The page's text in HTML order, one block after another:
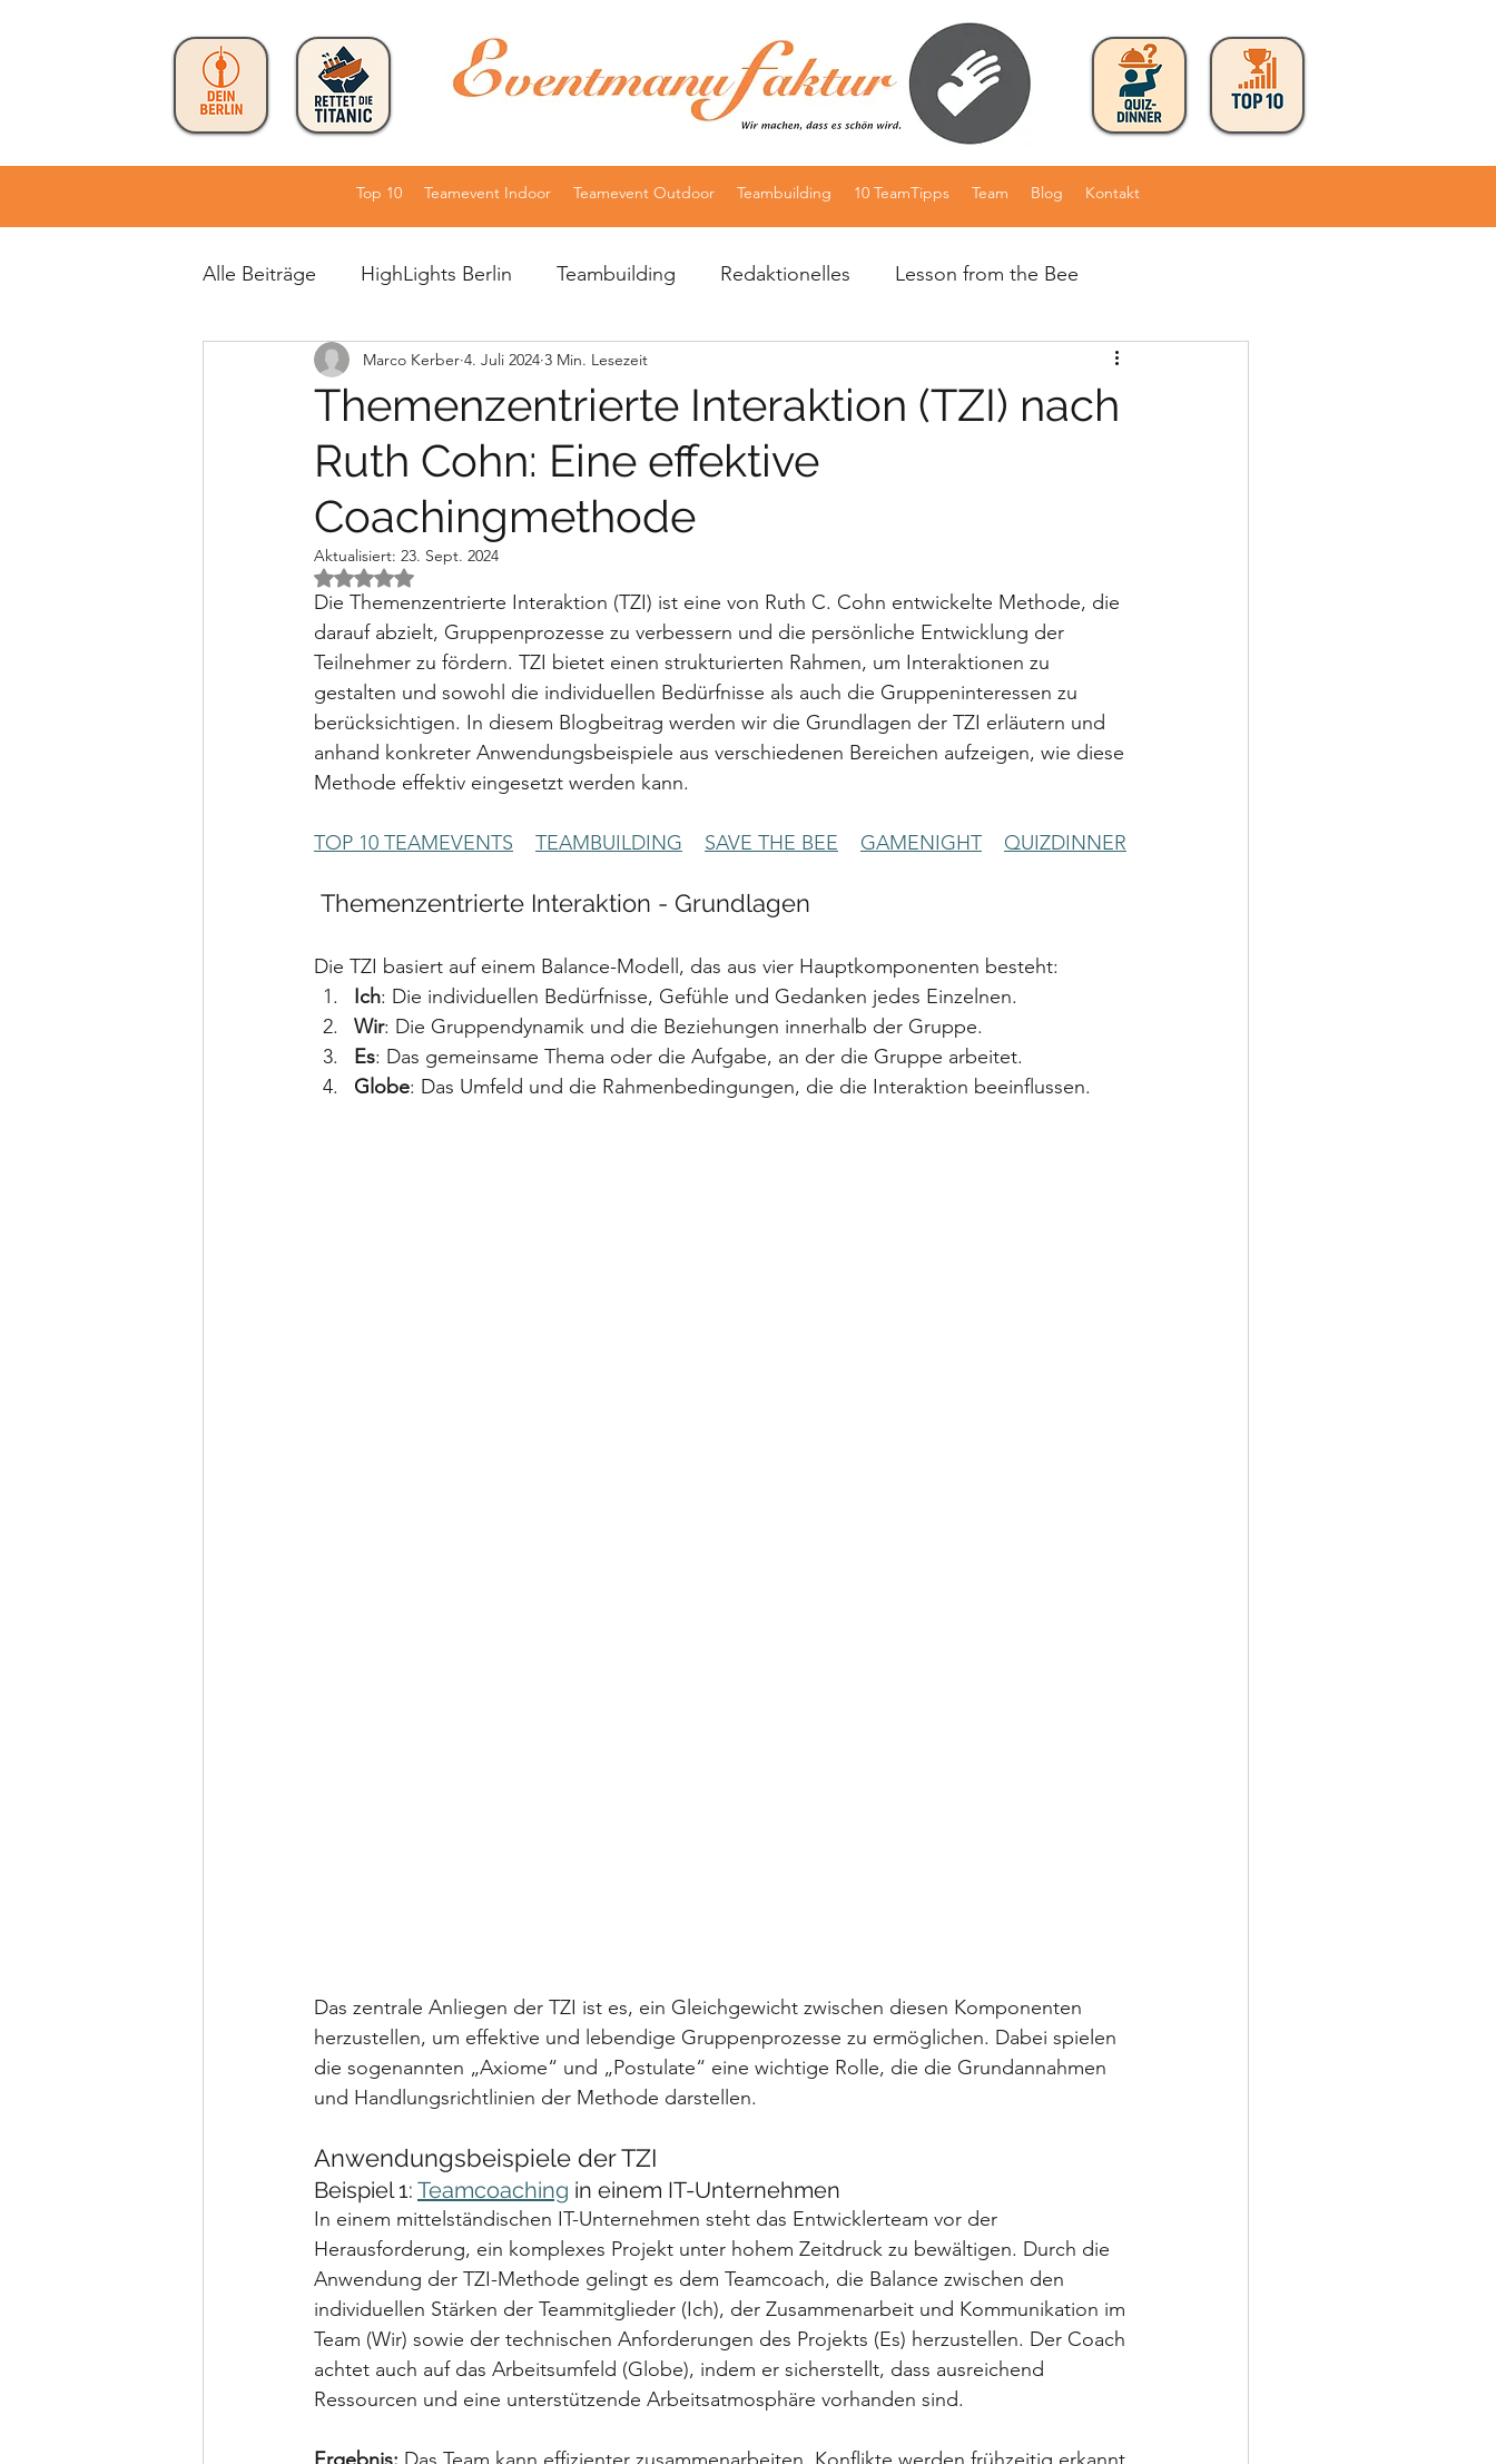
Top 10 Teamevent Indoor Teamevent Outdoor Teambuilding 10 TeamTipps Team Blog Kontakt
Alle Beiträge HighLights Berlin Teambuilding Redaktionelles Lesson from the Bee
Workshopformate TOP 10 Germany
Themenzentrierte Interaktion (TZI) nach
Ruth Cohn: Eine effektive
Coachingmethode
Marco Kerber 4. Juli 2024 3 Min. Lesezeit
Aktualisiert: 23. Sept. 2024
Mit NaN von 5 Sternen bewertet.
Die Themenzentrierte Interaktion (TZI) ist eine von Ruth C. Cohn entwickelte Methode, die
darauf abzielt, Gruppenprozesse zu verbessern und die persönliche Entwicklung der
Teilnehmer zu fördern. TZI bietet einen strukturierten Rahmen, um Interaktionen zu
gestalten und sowohl die individuellen Bedürfnisse als auch die Gruppeninteressen zu
berücksichtigen. In diesem Blogbeitrag werden wir die Grundlagen der TZI erläutern und
anhand konkreter Anwendungsbeispiele aus verschiedenen Bereichen aufzeigen, wie diese
Methode effektiv eingesetzt werden kann.
TOP 10 TEAMEVENTS TEAMBUILDING SAVE THE BEE GAMENIGHT QUIZDINNER
Themenzentrierte Interaktion - Grundlagen
Die TZI basiert auf einem Balance-Modell, das aus vier Hauptkomponenten besteht:
Ich: Die individuellen Bedürfnisse, Gefühle und Gedanken jedes Einzelnen.
Wir: Die Gruppendynamik und die Beziehungen innerhalb der Gruppe.
Es: Das gemeinsame Thema oder die Aufgabe, an der die Gruppe arbeitet.
Globe: Das Umfeld und die Rahmenbedingungen, die die Interaktion beeinflussen.
Das zentrale Anliegen der TZI ist es, ein Gleichgewicht zwischen diesen Komponenten
herzustellen, um effektive und lebendige Gruppenprozesse zu ermöglichen. Dabei spielen
die sogenannten „Axiome“ und „Postulate“ eine wichtige Rolle, die die Grundannahmen
und Handlungsrichtlinien der Methode darstellen.
Anwendungsbeispiele der TZI
Beispiel 1: Teamcoaching in einem IT-Unternehmen
In einem mittelständischen IT-Unternehmen steht das Entwicklerteam vor der
Herausforderung, ein komplexes Projekt unter hohem Zeitdruck zu bewältigen. Durch die
Anwendung der TZI-Methode gelingt es dem Teamcoach, die Balance zwischen den
individuellen Stärken der Teammitglieder (Ich), der Zusammenarbeit und Kommunikation im
Team (Wir) sowie der technischen Anforderungen des Projekts (Es) herzustellen. Der Coach
achtet auch auf das Arbeitsumfeld (Globe), indem er sicherstellt, dass ausreichend
Ressourcen und eine unterstützende Arbeitsatmosphäre vorhanden sind.